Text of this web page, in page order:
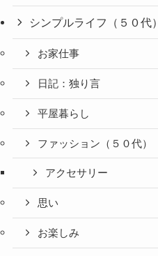
シンプルライフ（５０代）
お家仕事
日記：独り言
平屋暮らし
ファッション（５０代）
アクセサリー
思い
お楽しみ